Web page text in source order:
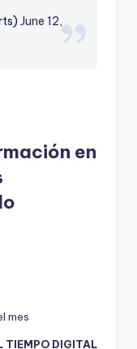
June 12,
en
mes
TIEMPO DIGITAL